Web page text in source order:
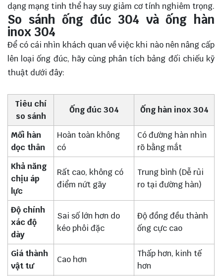
dạng mạng tinh thể hay suy giảm cơ tính nghiêm trọng.
So sánh ống đúc 304 và ống hàn
inox 304
Để có cái nhìn khách quan về việc khi nào nên nâng cấp
lên loại ống đúc, hãy cùng phân tích bảng đối chiếu kỹ
thuật dưới đây:
Tiêu chí
so sánh
Ống đúc 304 Ống hàn inox 304
Mối hàn
dọc thân
Hoàn toàn không
có
Có đường hàn nhìn
rõ bằng mắt
Khả năng
chịu áp
lực
Rất cao, không có
điểm nứt gãy
Trung bình (Dễ rủi
ro tại đường hàn)
Độ chính
xác độ
dày
Sai số lớn hơn do
kéo phôi đặc
Độ đồng đều thành
ống cực cao
Giá thành
vật tư
Cao hơn
Thấp hơn, kinh tế
hơn